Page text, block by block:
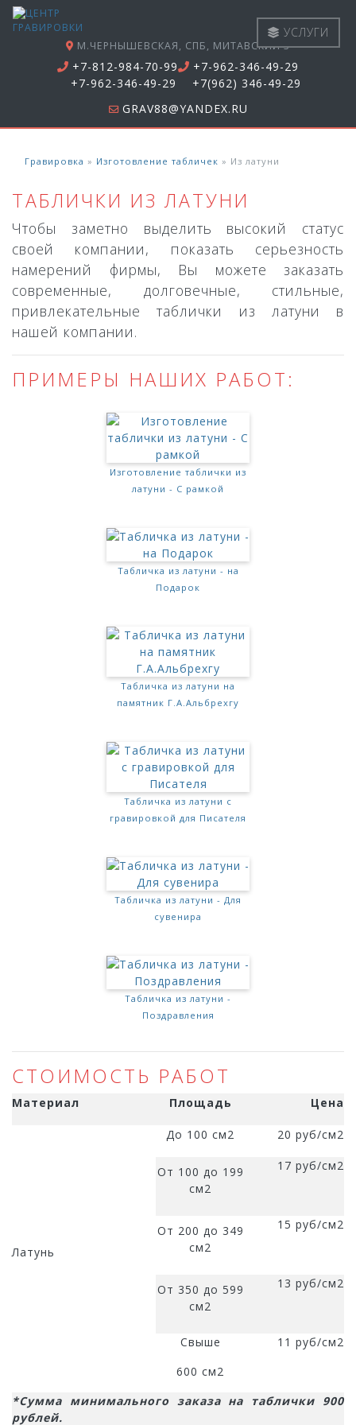
УСЛУГИ
М.ЧЕРНЫШЕВСКАЯ, СПБ, МИТАВСКИЙ 3
+7-812-984-70-99
+7-962-346-49-29
+7-962-346-49-29
+7(962) 346-49-29
GRAV88@YANDEX.RU
Гравировка » Изготовление табличек » Из латуни
ТАБЛИЧКИ ИЗ ЛАТУНИ
Чтобы заметно выделить высокий статус
своей компании, показать серьезность
намерений фирмы, Вы можете заказать
современные, долговечные, стильные,
привлекательные таблички из латуни в
нашей компании.
ПРИМЕРЫ НАШИХ РАБОТ:
Изготовление таблички из
латуни - С рамкой
Табличка из латуни - на
Подарок
Табличка из латуни на
памятник Г.А.Альбрехгу
Табличка из латуни с
гравировкой для Писателя
Табличка из латуни - Для
сувенира
Табличка из латуни -
Поздравления
СТОИМОСТЬ РАБОТ
Материал Площадь Цена
Латунь
До 100 см2 20 руб/см2
От 100 до 199
см2
17 руб/см2
От 200 до 349
см2
15 руб/см2
От 350 до 599
см2
13 руб/см2
Свыше
600 см2
11 руб/см2
*Сумма минимального заказа на таблички 900
рублей.